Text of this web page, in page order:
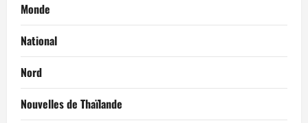
Monde
National
Nord
Nouvelles de Thaïlande